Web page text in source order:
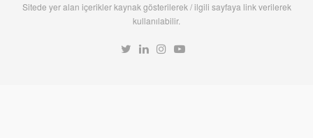
Sitede yer alan içerikler kaynak gösterilerek / ilgili sayfaya link verilerek
kullanılabilir.